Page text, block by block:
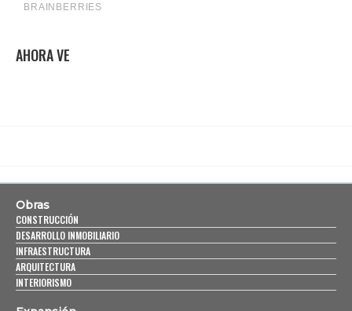
AHORA VE
Obras
CONSTRUCCIÓN
DESARROLLO INMOBILIARIO
INFRAESTRUCTURA
ARQUITECTURA
INTERIORISMO